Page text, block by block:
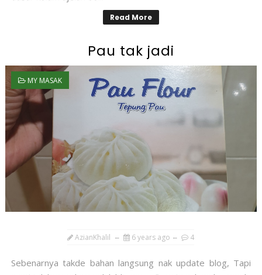
Read More
Pau tak jadi
MY MASAK
AzianKhalil 6 years ago 4
Sebenarnya takde bahan langsung nak update blog, Tapi